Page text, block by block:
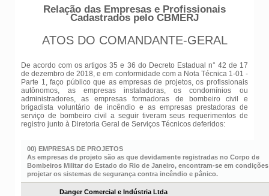
Relação das Empresas e Profissionais
Cadastrados pelo CBMERJ
ATOS DO COMANDANTE-GERAL
De acordo com os artigos 35 e 36 do Decreto Estadual n° 42 de 17
de dezembro de 2018, e em conformidade com a Nota Técnica 1-01 -
Parte 1, faço público que as empresas de projetos, os profissionais
autônomos, as empresas instaladoras, os condomínios ou
administradores, as empresas formadoras de bombeiro civil e
brigadista voluntário de incêndio e as empresas prestadoras de
serviço de bombeiro civil a seguir tiveram seus requerimentos de
registro junto à Diretoria Geral de Serviços Técnicos deferidos:
00) EMPRESAS DE PROJETOS
As empresas de projeto são as que devidamente registradas no Corpo de
Bombeiros Militar do Estado do Rio de Janeiro, encontram-se em
projetar os sistemas de segurança contra incêndio e pânico.
Danger Comercial e Indústria Ltda